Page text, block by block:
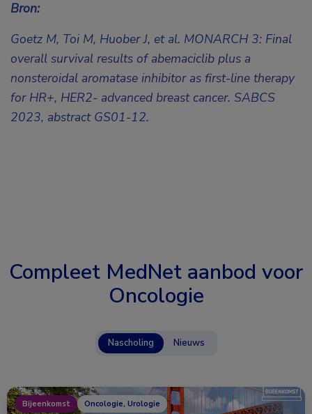
Bron:
Goetz M, Toi M, Huober J, et al. MONARCH 3: Final
overall survival results of abemaciclib plus a
nonsteroidal aromatase inhibitor as first-line therapy
for HR+, HER2- advanced breast cancer. SABCS
2023, abstract GS01-12.
Compleet MedNet aanbod voor
Oncologie
Nascholing Nieuws
Bijeenkomst Oncologie, Urologie